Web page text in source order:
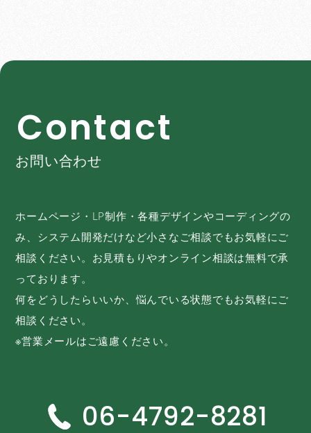
Contact
お問い合わせ
ホームページ・LP制作・各種デザインやコーディングの
み、システム開発だけなど小さなご相談でもお気軽にご
相談ください。お見積もりやオンライン相談は無料で承
っております。
何をどうしたらいいか、悩んでいる状態でもお気軽にご
相談ください。
※営業メールはご遠慮ください。
06-4792-8281